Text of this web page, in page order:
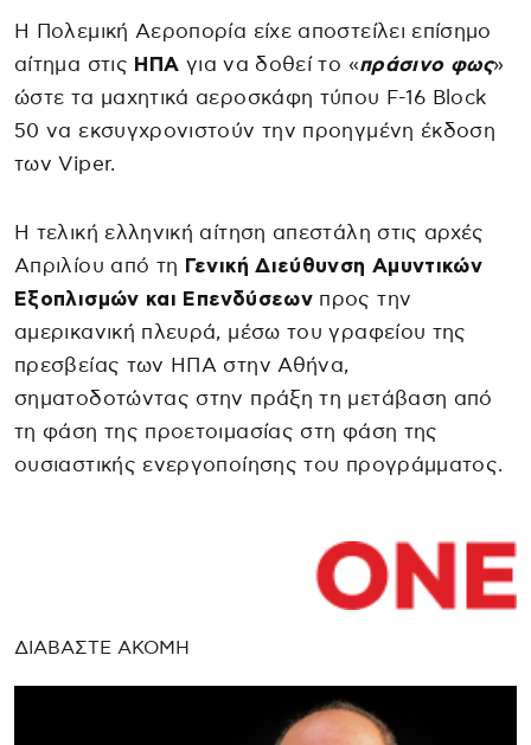
Η Πολεμική Αεροπορία είχε αποστείλει επίσημο
αίτημα στις ΗΠΑ για να δοθεί το «πράσινο φως»
ώστε τα μαχητικά αεροσκάφη τύπου F-16 Block
50 να εκσυγχρονιστούν την προηγμένη έκδοση
των Viper.
Η τελική ελληνική αίτηση απεστάλη στις αρχές
Απριλίου από τη Γενική Διεύθυνση Αμυντικών
Εξοπλισμών και Επενδύσεων προς την
αμερικανική πλευρά, μέσω του γραφείου της
πρεσβείας των ΗΠΑ στην Αθήνα,
σηματοδοτώντας στην πράξη τη μετάβαση από
τη φάση της προετοιμασίας στη φάση της
ουσιαστικής ενεργοποίησης του προγράμματος.
ΔΙΑΒΑΣΤΕ ΑΚΟΜΗ